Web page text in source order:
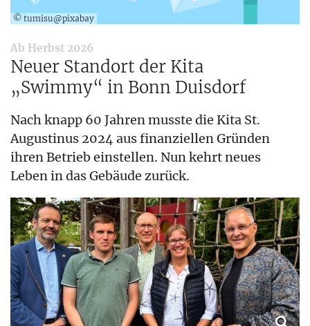
© tumisu@pixabay
Ab Herbst 2026
Neuer Standort der Kita
„Swimmy“ in Bonn Duisdorf
Nach knapp 60 Jahren musste die Kita St.
Augustinus 2024 aus finanziellen Gründen
ihren Betrieb einstellen. Nun kehrt neues
Leben in das Gebäude zurück.